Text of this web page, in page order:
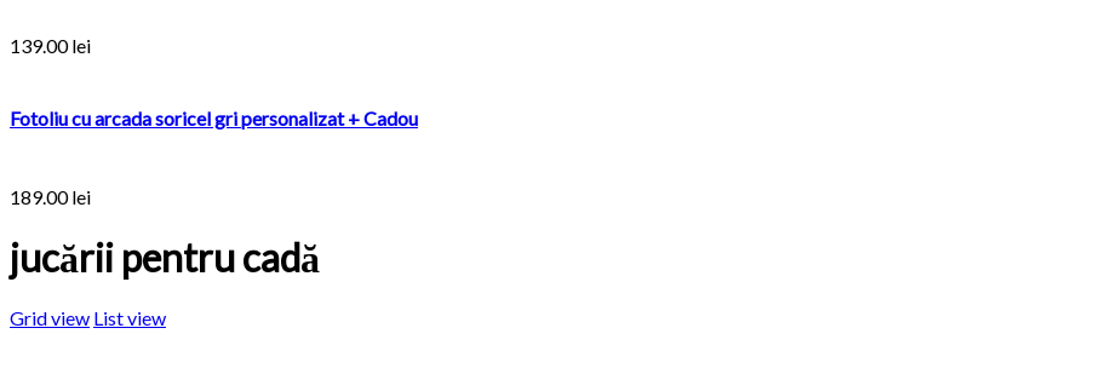
139.00lei
Fotoliu cu arcada soricel gri personalizat + Cadou
189.00lei
jucării pentru cadă
Grid view List view